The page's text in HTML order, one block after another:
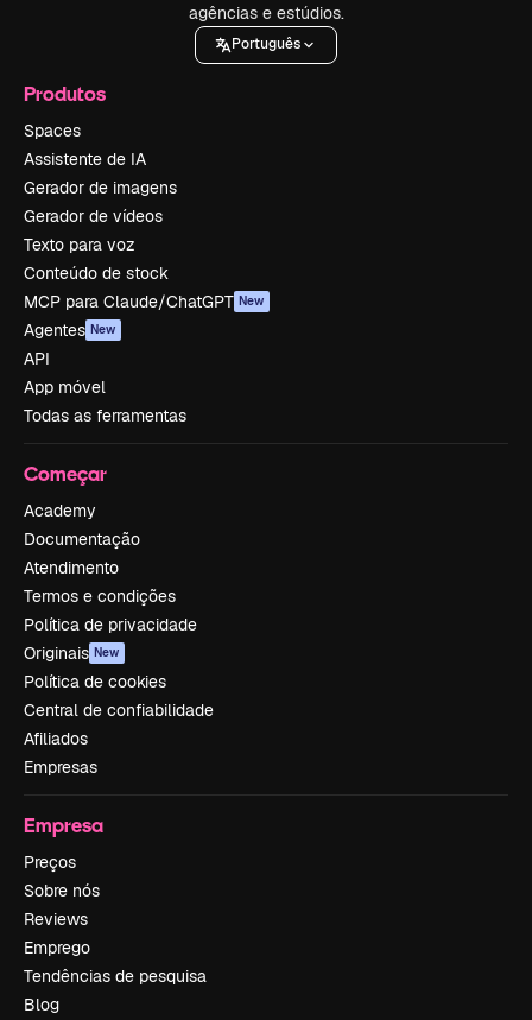
agências e estúdios.
Português
Produtos
Spaces
Assistente de IA
Gerador de imagens
Gerador de vídeos
Texto para voz
Conteúdo de stock
MCP para Claude/ChatGPT New
Agentes New
API
App móvel
Todas as ferramentas
Começar
Academy
Documentação
Atendimento
Termos e condições
Política de privacidade
Originais New
Política de cookies
Central de confiabilidade
Afiliados
Empresas
Empresa
Preços
Sobre nós
Reviews
Emprego
Tendências de pesquisa
Blog